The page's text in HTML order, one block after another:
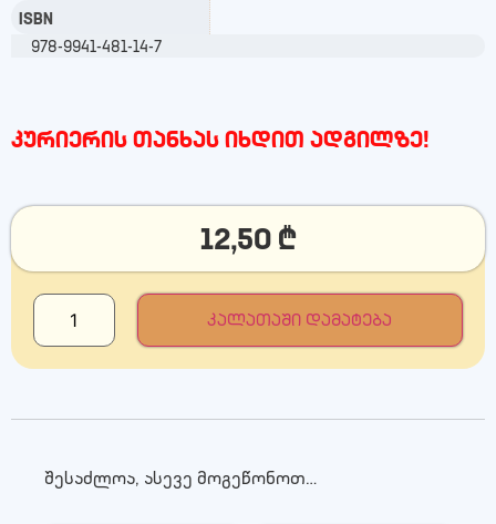
ISBN
978-9941-481-14-7
კურიერის თანხას იხდით ადგილზე!
12,50 ₾
კალათაში დამატება
შესაძლოა, ასევე მოგეწონოთ…